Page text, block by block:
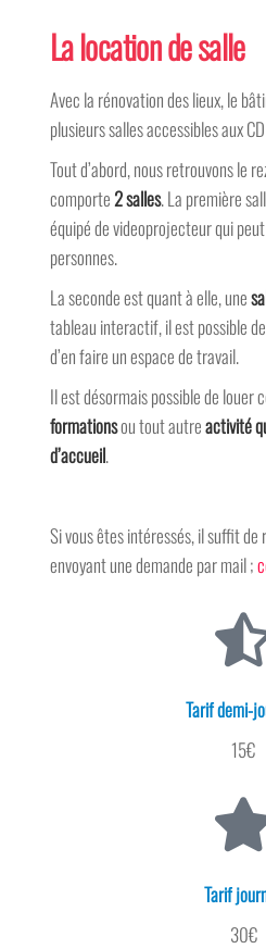
La location de salle
Avec la rénovation des lieux, le
plusieurs salles accessibles aux
Tout d’abord, nous retrouvons le
comporte 2 salles. La première
équipé de videoprojecteur qui
personnes.
La seconde est quant à elle, une
tableau interactif, il est possible
d’en faire un espace de travail.
Il est désormais possible de louer
formationsou tout autreactivité
d’accueil.
Si vous êtes intéressés, il suffit de
envoyant une demande par mail ;
Tarif demi-
15€
Tarif
30€